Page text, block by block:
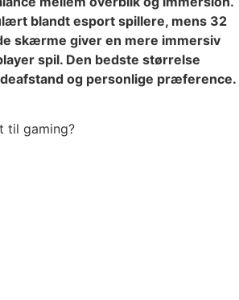
blandt esport spillere, mens 32
skærme giver en mere immersiv
spil. Den bedste størrelse
og personlige præference.
til gaming?